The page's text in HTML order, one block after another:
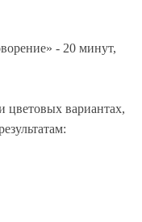
- 20 минут,
цветовых вариантах,